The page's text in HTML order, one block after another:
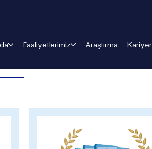
Faaliyetlerimiz Araştırma Kariyer